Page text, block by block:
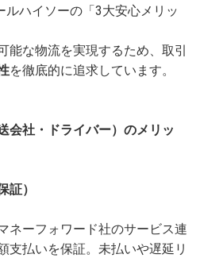
ルハイソーの「3大安心メリッ
能な物流を実現するため、取引
を徹底的に追求しています。
会社・ドライバー）のメリッ
証）
ネーフォワード社のサービス連
支払いを保証。未払いや遅延リ